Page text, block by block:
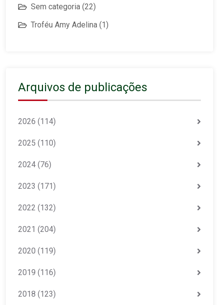
Sem categoria (22)
Troféu Amy Adelina (1)
Arquivos de publicações
2026 (114)
2025 (110)
2024 (76)
2023 (171)
2022 (132)
2021 (204)
2020 (119)
2019 (116)
2018 (123)